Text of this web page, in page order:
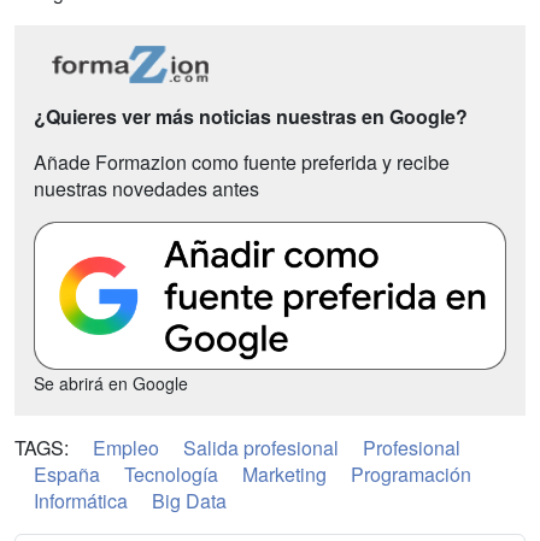
¿Quieres ver más noticias nuestras en Google?
Añade Formazion como fuente preferida y recibe
nuestras novedades antes
Se abrirá en Google
TAGS: Empleo Salida profesional
Profesional
España
Tecnología Marketing
Programación
Informática
Big Data